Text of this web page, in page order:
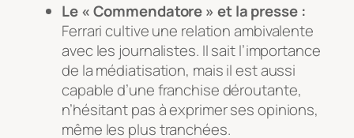
Le « Commendatore » et la presse :
Ferrari cultive une relation ambivalente
avec les journalistes. Il sait l’importance
de la médiatisation, mais il est aussi
capable d’une franchise déroutante,
n’hésitant pas à exprimer ses opinions,
même les plus tranchées.